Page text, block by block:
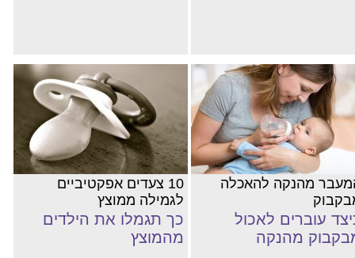
מהנקה להאכלה
עוברים לאכול
מהנקה
10 צעדים אפקטיביים
לגמילה ממוצץ
כך תגמלו את הילדים
מהמוצץ